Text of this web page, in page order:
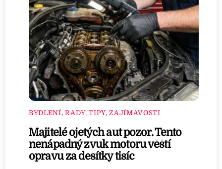
BYDLENÍ,RADY, TIPY, ZAJÍMAVOSTI
Majitelé ojetých aut pozor. Tento
nenápadný zvuk motoru věští
opravu za desítky tisíc